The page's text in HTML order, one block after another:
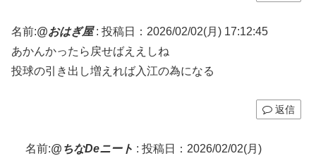
名前:@おはぎ屋: 投稿日：2026/02/02(月) 17:12:45
あかんかったら戻せばええしね
投球の引き出し増えれば入江の為になる
返信
名前:@ちなDeニート : 投稿日：2026/02/02(月)